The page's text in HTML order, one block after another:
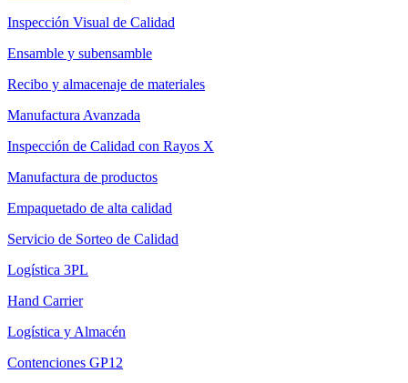
Inspección Visual de Calidad
Ensamble y subensamble
Recibo y almacenaje de materiales
Manufactura Avanzada
Inspección de Calidad con Rayos X
Manufactura de productos
Empaquetado de alta calidad
Servicio de Sorteo de Calidad
Logística 3PL
Hand Carrier
Logística y Almacén
Contenciones GP12